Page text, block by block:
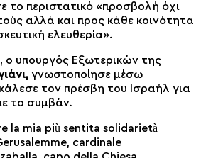
το περιστατικό «προσβολή όχι
αλλά και προς κάθε κοινότητα
ελευθερία».
ο υπουργός Εξωτερικών της
γνωστοποίησε μέσω
τον πρέσβη του Ισραήλ για
το συμβάν.
la mia più sentita solidarietà
cardinale